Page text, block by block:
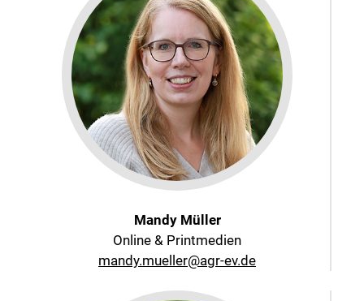
Mandy Müller
Online & Printmedien
mandy.mueller@agr-ev.de